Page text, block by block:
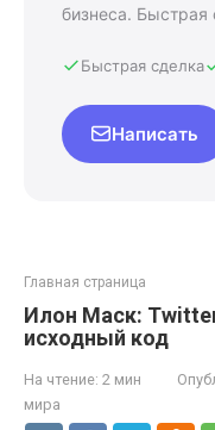
бизнеса. Быстрая
Быстрая сделка
Написать
Главная страница
Илон Маск:
исходный код
На чтение: 2 мин
мира